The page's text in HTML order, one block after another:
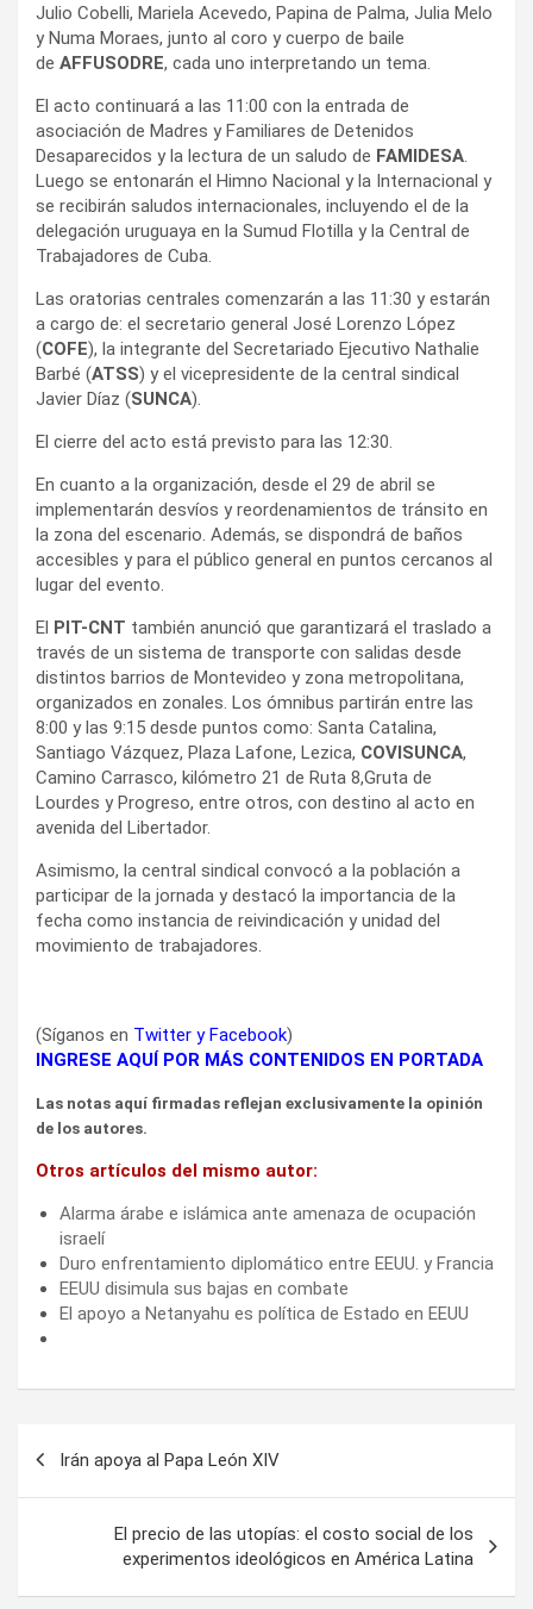
Julio Cobelli, Mariela Acevedo, Papina de Palma, Julia Melo
y Numa Moraes, junto al coro y cuerpo de baile
de AFFUSODRE, cada uno interpretando un tema.
El acto continuará a las 11:00 con la entrada de
asociación de Madres y Familiares de Detenidos
Desaparecidos y la lectura de un saludo de FAMIDESA.
Luego se entonarán el Himno Nacional y la Internacional y
se recibirán saludos internacionales, incluyendo el de la
delegación uruguaya en la Sumud Flotilla y la Central de
Trabajadores de Cuba.
Las oratorias centrales comenzarán a las 11:30 y estarán
a cargo de: el secretario general José Lorenzo López
(COFE), la integrante del Secretariado Ejecutivo Nathalie
Barbé (ATSS) y el vicepresidente de la central sindical
Javier Díaz (SUNCA).
El cierre del acto está previsto para las 12:30.
En cuanto a la organización, desde el 29 de abril se
implementarán desvíos y reordenamientos de tránsito en
la zona del escenario. Además, se dispondrá de baños
accesibles y para el público general en puntos cercanos al
lugar del evento.
El PIT-CNT también anunció que garantizará el traslado a
través de un sistema de transporte con salidas desde
distintos barrios de Montevideo y zona metropolitana,
organizados en zonales. Los ómnibus partirán entre las
8:00 y las 9:15 desde puntos como: Santa Catalina,
Santiago Vázquez, Plaza Lafone, Lezica, COVISUNCA,
Camino Carrasco, kilómetro 21 de Ruta 8,Gruta de
Lourdes y Progreso, entre otros, con destino al acto en
avenida del Libertador.
Asimismo, la central sindical convocó a la población a
participar de la jornada y destacó la importancia de la
fecha como instancia de reivindicación y unidad del
movimiento de trabajadores.
(Síganos en Twitter yFacebook)
INGRESE AQUÍ POR MÁS CONTENIDOS EN PORTADA
Las notas aquí firmadas reflejan exclusivamente la opinión
de los autores.
Otros artículos del mismo autor:
Alarma árabe e islámica ante amenaza de ocupación
israelí
Duro enfrentamiento diplomático entre EEUU. y Francia
EEUU disimula sus bajas en combate
El apoyo a Netanyahu es política de Estado en EEUU
entradas
Irán apoya al Papa León XIV
El precio de las utopías: el costo social de los
experimentos ideológicos en América Latina